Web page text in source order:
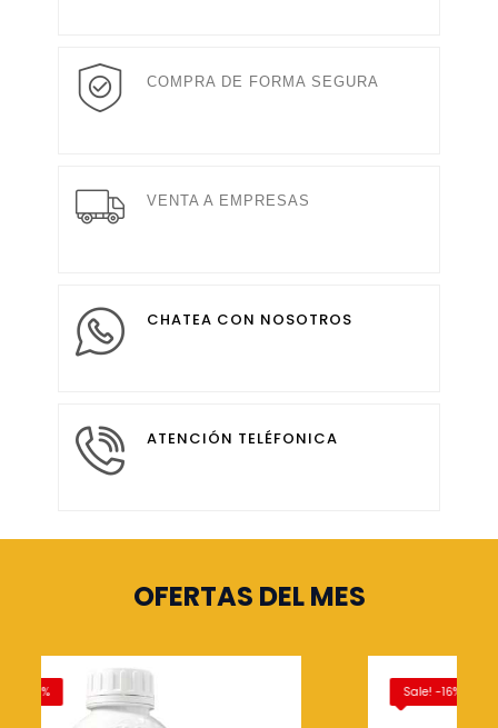
COMPRA DE FORMA SEGURA
VENTA A EMPRESAS
CHATEA CON NOSOTROS
ATENCIÓN TELÉFONICA
OFERTAS DEL MES
Sale! -5%